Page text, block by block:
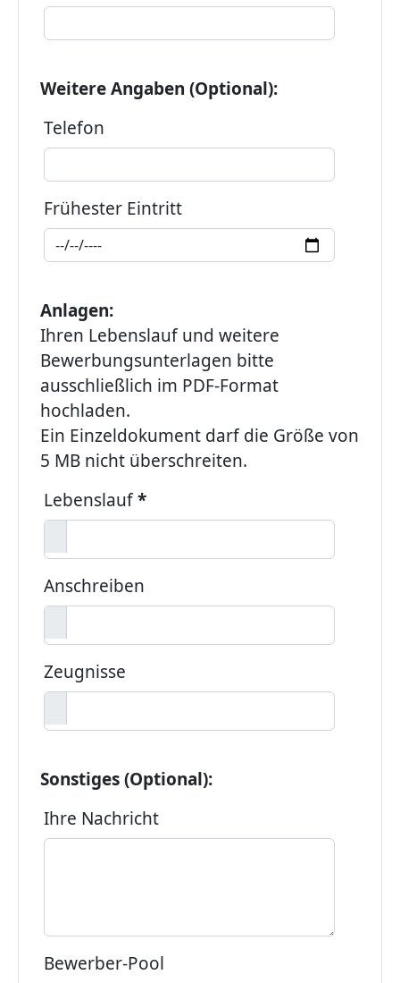
Weitere Angaben (Optional):
Telefon
Frühester Eintritt
Anlagen:
Ihren Lebenslauf und weitere
Bewerbungsunterlagen bitte
ausschließlich im PDF-Format
hochladen.
Ein Einzeldokument darf die Größe von
5 MB nicht überschreiten.
Lebenslauf*
Anschreiben
Zeugnisse
Sonstiges (Optional):
Ihre Nachricht
Bewerber-Pool